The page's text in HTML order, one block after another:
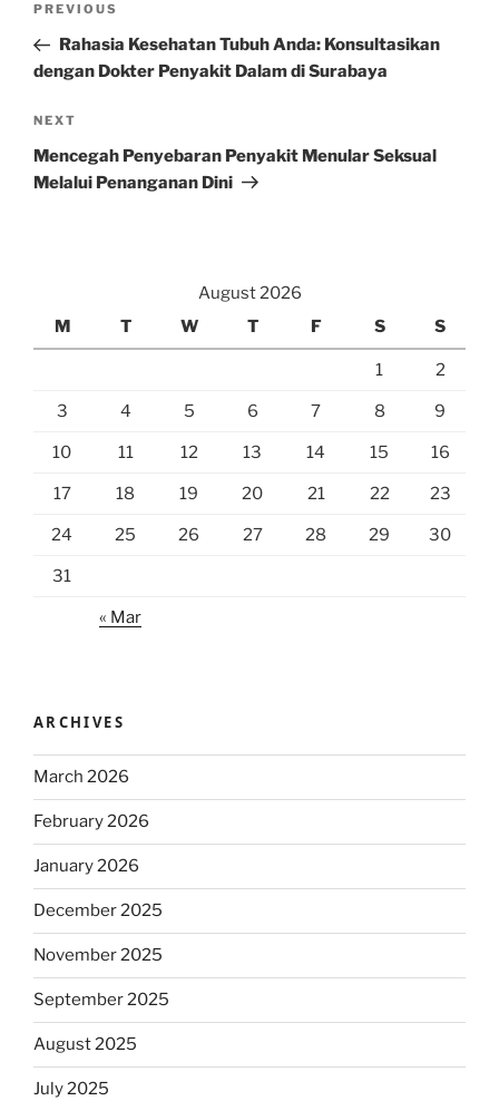
Previous
Post
PREVIOUS
Rahasia Kesehatan Tubuh Anda: Konsultasikan
dengan Dokter Penyakit Dalam di Surabaya
Next
Post
NEXT
Mencegah Penyebaran Penyakit Menular Seksual
Melalui Penanganan Dini
August 2026
M
T W T F S S
1 2
3 4 5 6 7 8 9
10 11 12 13 14 15 16
17 18 19 20 21 22 23
24 25 26 27 28 29 30
31
« Mar
ARCHIVES
March 2026
February 2026
January 2026
December 2025
November 2025
September 2025
August 2025
July 2025